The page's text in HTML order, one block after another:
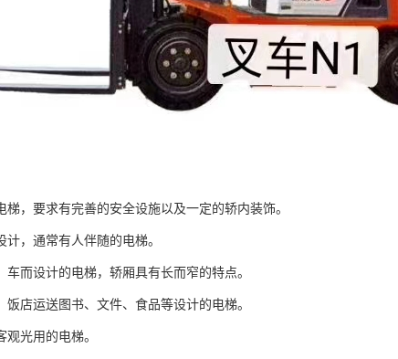
，要求有完善的安全设施以及一定的轿内装饰。
，通常有人伴随的电梯。
而设计的电梯，轿厢具有长而窄的特点。
店运送图书、文件、食品等设计的电梯。
光用的电梯。